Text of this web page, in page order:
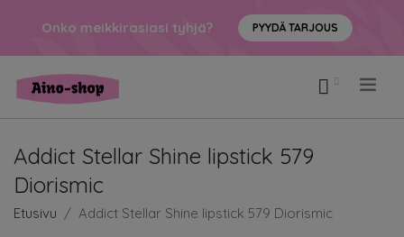
Onko meikkirasiasi tyhjä? PYYDÄ TARJOUS
Addict Stellar Shine lipstick 579
Diorismic
Etusivu Addict Stellar Shine lipstick 579 Diorismic